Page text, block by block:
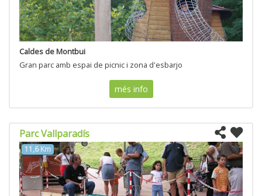
Caldes de Montbui
Gran parc amb espai de picnic i zona d'esbarjo
més info
Parc Vallparadís
11,6 Km